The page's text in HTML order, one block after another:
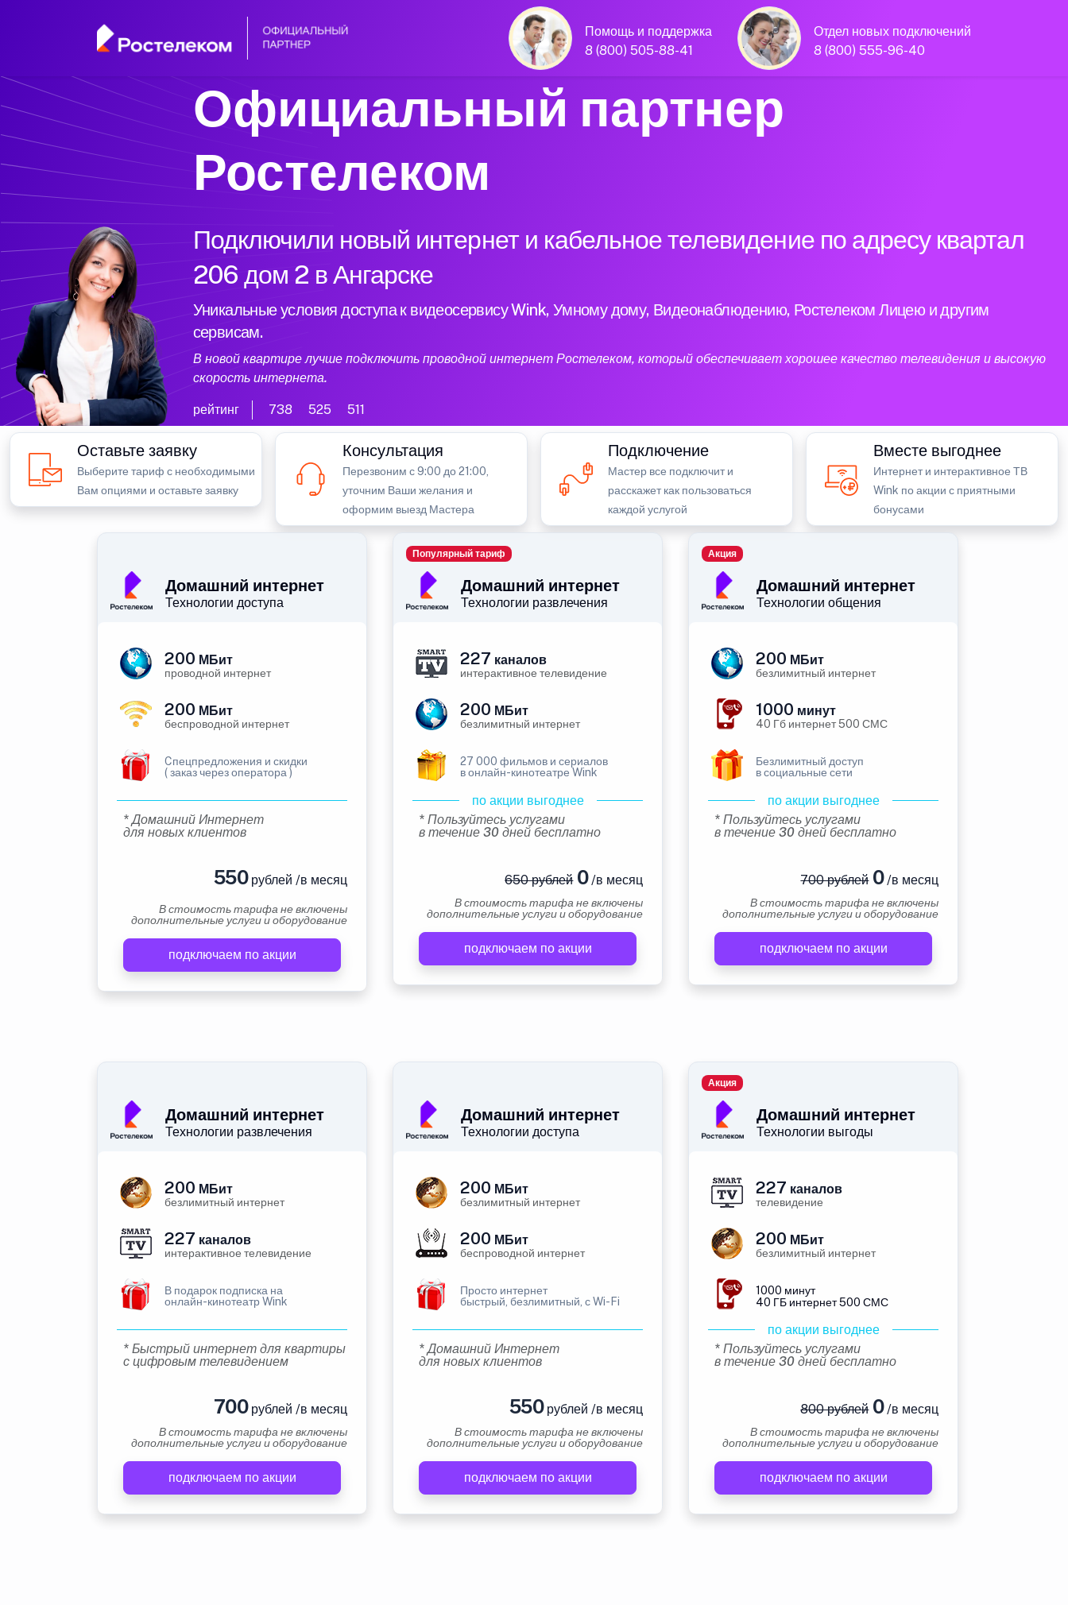
Помощь и поддержка
8 (800) 505-88-41
Отдел новых подключений
8 (800) 555-96-40
Официальный партнер
Ростелеком
Подключили новый интернет и кабельное телевидение по адресу квартал
206 дом 2 в Ангарске
Уникальные условия доступа к видеосервису Wink, Умному дому, Видеонаблюдению, Ростелеком Лицею и другим
сервисам.
В новой квартире лучше подключить проводной интернет Ростелеком, который обеспечивает хорошее качество телевидения и высокую
скорость интернета.
рейтинг 738 525 511
Оставьте заявку
Выберите тариф с необходимыми
Вам опциями и оставьте заявку
Консультация
Перезвоним с 9:00 до 21:00,
уточним Ваши желания и
оформим выезд Мастера
Подключение
Мастер все подключит и
расскажет как пользоваться
каждой услугой
Вместе выгоднее
Интернет и интерактивное ТВ
Wink по акции с приятными
бонусами
Домашний интернет
Технологии доступа
200 МБит
проводной интернет
200 МБит
беспроводной интернет
Cпецпредложения и скидки
( заказ через оператора )
* Домашний Интернет
для новых клиентов
550рублей /в месяц
В стоимость тарифа не включены
дополнительные услуги и оборудование
подключаем по акции
Домашний интернет
Технологии развлечения
Популярный тариф
227 каналов
интерактивное телевидение
200 МБит
безлимитный интернет
27 000 фильмов и сериалов
в онлайн-кинотеатре Wink
по акции выгоднее
* Пользуйтесь услугами
в течение 30 дней бесплатно
650 рублей0/в месяц
В стоимость тарифа не включены
дополнительные услуги и оборудование
подключаем по акции
Домашний интернет
Технологии общения
Акция
200 МБит
безлимитный интернет
1000 минут
40 Гб интернет 500 СМС
Безлимитный доступ
в социальные сети
по акции выгоднее
* Пользуйтесь услугами
в течение 30 дней бесплатно
700 рублей0/в месяц
В стоимость тарифа не включены
дополнительные услуги и оборудование
подключаем по акции
Домашний интернет
Технологии развлечения
200 МБит
безлимитный интернет
227 каналов
интерактивное телевидение
В подарок подписка на
онлайн-кинотеатр Wink
* Быстрый интернет для квартиры
с цифровым телевидением
700рублей /в месяц
В стоимость тарифа не включены
дополнительные услуги и оборудование
подключаем по акции
Домашний интернет
Технологии доступа
200 МБит
безлимитный интернет
200 МБит
беспроводной интернет
Просто интернет
быстрый, безлимитный, с Wi-Fi
* Домашний Интернет
для новых клиентов
550рублей /в месяц
В стоимость тарифа не включены
дополнительные услуги и оборудование
подключаем по акции
Домашний интернет
Технологии выгоды
Акция
227 каналов
телевидение
200 МБит
безлимитный интернет
1000 минут
40 ГБ интернет 500 СМС
по акции выгоднее
* Пользуйтесь услугами
в течение 30 дней бесплатно
800 рублей0/в месяц
В стоимость тарифа не включены
дополнительные услуги и оборудование
подключаем по акции